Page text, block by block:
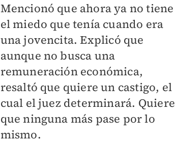
Mencionó que ahora ya no tiene
el miedo que tenía cuando era
una jovencita. Explicó que
aunque no busca una
remuneración económica,
resaltó que quiere un castigo, el
cual el juez determinará. Quiere
que ninguna más pase por lo
mismo.